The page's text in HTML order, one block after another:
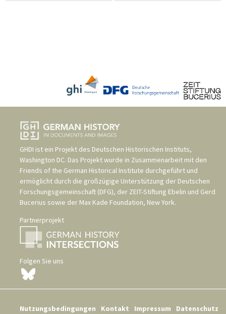
GHDI ist ein Projekt des Deutschen Historischen Instituts,
Washington DC. Das Projekt wurde in Zusammenarbeit mit den
Friends of the German Historical Institute durchgeführt und
ermöglicht durch die großzügige Unterstützung der Deutschen
Forschungsgemeinschaft (DFG), der ZEIT-Stiftung Ebelin und Gerd
Bucerius sowie der Max Kade Foundation, New York.
Partnerprojekt
Folgen Sie uns
Nutzungsbedingungen Kontakt Impressum Datenschutz